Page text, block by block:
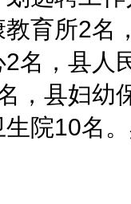
教育所2名
2名，县人
，县妇幼
生院10名